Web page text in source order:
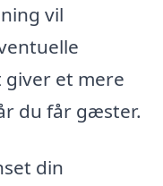
vil
et mere
du får gæster.
din